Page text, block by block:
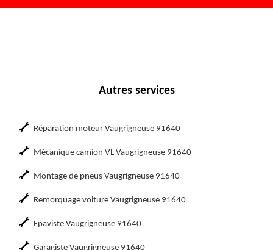
Autres services
Réparation moteur Vaugrigneuse 91640
Mécanique camion VL Vaugrigneuse 91640
Montage de pneus Vaugrigneuse 91640
Remorquage voiture Vaugrigneuse 91640
Epaviste Vaugrigneuse 91640
Garagiste Vaugrigneuse 91640